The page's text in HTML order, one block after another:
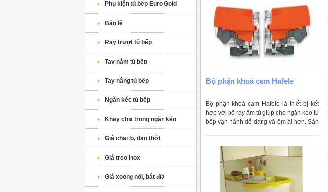
Bộ phận khoá cam Hafele
Bộ phận khoá cam Hafele là thiết bị kết
hợp với bộ ray âm tủ giúp cho ngăn kéo tủ
bếp vận hành dễ dàng và êm ái hơn. Sản
Phụ kiện tủ bếp Euro Gold
Bản lề
Ray trượt tủ bếp
Tay nắm tủ bếp
Tay nâng tủ bếp
Ngăn kéo tủ bếp
Khay chia trong ngăn kéo
Giá chai lọ, dao thớt
Giá treo inox
Giá xoong nồi, bát đĩa